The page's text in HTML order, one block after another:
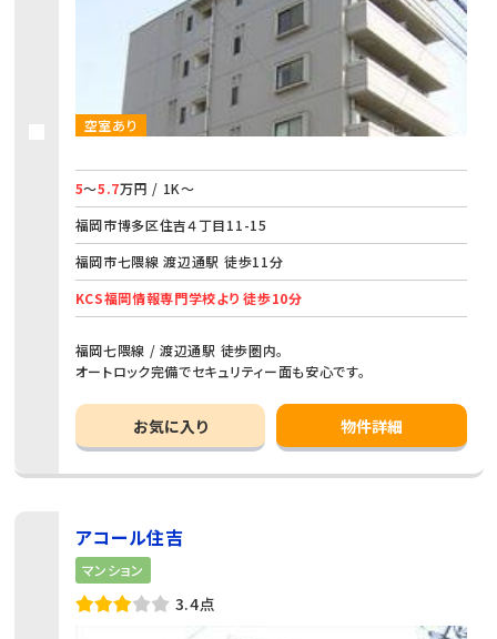
空室あり
5～5.7万円 / 1K～
福岡市博多区住吉４丁目11-15
福岡市七隈線 渡辺通駅 徒歩11分
KCS福岡情報専門学校より 徒歩10分
福岡七隈線 / 渡辺通駅 徒歩圏内。
オートロック完備でセキュリティー面も安心です。
お気に入り 物件詳細
アコール住吉
マンション
3.4点